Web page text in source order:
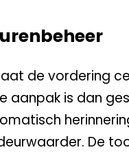
de vordering
aanpak is dan
De